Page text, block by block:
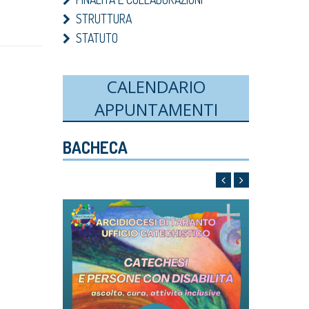
STRUTTURA
STATUTO
CALENDARIO
APPUNTAMENTI
BACHECA